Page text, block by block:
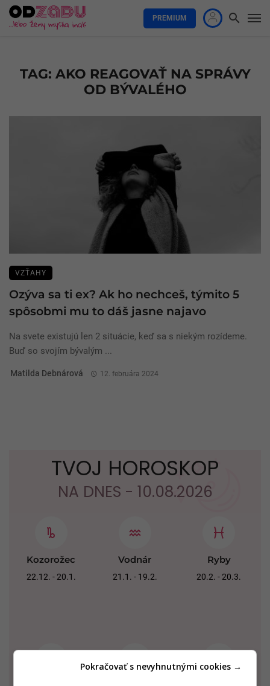
PREMIUM
TAG: AKO REAGOVAŤ NA SPRÁVY
OD BÝVALÉHO
VZŤAHY
Ozýva sa ti ex? Ak ho nechceš, týmito 5
spôsobmi mu to dáš jasne najavo
Na svete existujú len 2 situácie, keď sa s niekým rozídeme.
Buď so svojím bývalým ...
Matilda Debnárová 12. februára 2024
TVOJ HOROSKOP
NA DNES - 10.08.2026
Kozorožec
22.12. - 20.1.
Vodnár
21.1. - 19.2.
Ryby
20.2. - 20.3.
Pokračovať s nevyhnutnými cookies →